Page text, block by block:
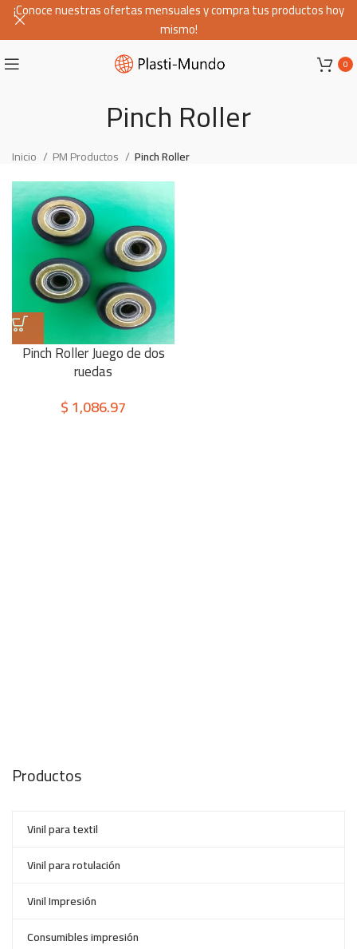
0
Pinch Roller
Inicio PM Productos Pinch Roller
Pinch Roller Juego de dos
ruedas
$1,086.97
Productos
Vinil para textil
Vinil para rotulación
Vinil Impresión
Consumibles impresión
¡Conoce nuestras ofertas mensuales y compra tus productos hoy
mismo!